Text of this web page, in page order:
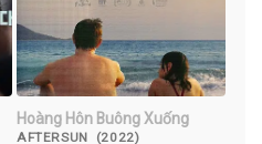
Hoàng Hôn Buông Xuống
AFTERSUN (2022)